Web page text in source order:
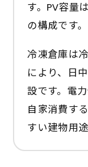
す。PV容量
の構成です。
冷凍倉庫は
により、日
設です。電
自家消費す
すい建物用途